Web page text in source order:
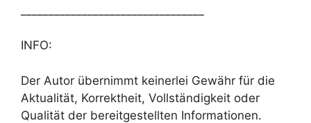
INFO:
Der Autor übernimmt keinerlei Gewähr für die
Aktualität, Korrektheit, Vollständigkeit oder
Qualität der bereitgestellten Informationen.